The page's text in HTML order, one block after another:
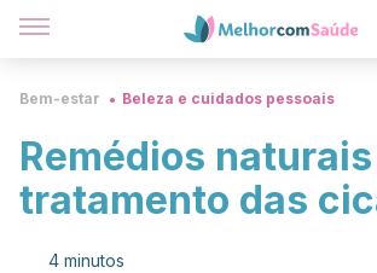
Bem-estar Beleza e cuidados pessoais
Remédios
tratamento das
4 minutos